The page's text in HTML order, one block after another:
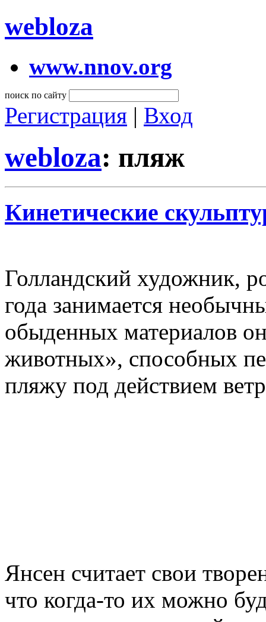
webloza
www.nnov.org
поиск по сайту
Регистрация | Вход
webloza: пляж
Кинетические
Голландский художник,
года занимается
обыденных материалов
животных», способных
пляжу под действием
Янсен считает свои
что когда-то их можно